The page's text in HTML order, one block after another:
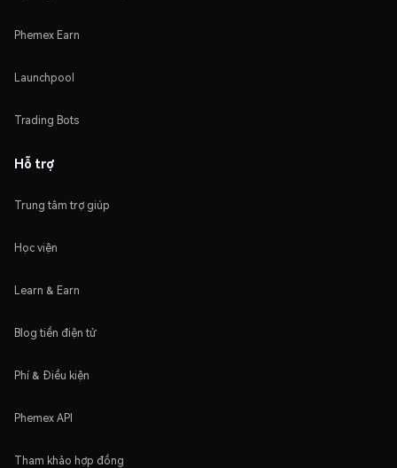
Phemex Earn
Launchpool
Trading Bots
Hỗ trợ
Trung tâm trợ giúp
Học viện
Learn & Earn
Blog tiền điện tử
Phí & Điều kiện
Phemex API
Tham khảo hợp đồng